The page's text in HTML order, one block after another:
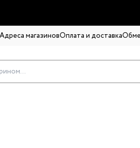
Адреса магазиновОплата и доставка